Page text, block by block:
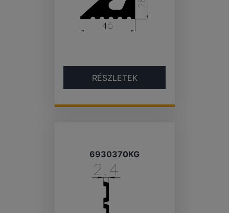
RÉSZLETEK
6930370KG